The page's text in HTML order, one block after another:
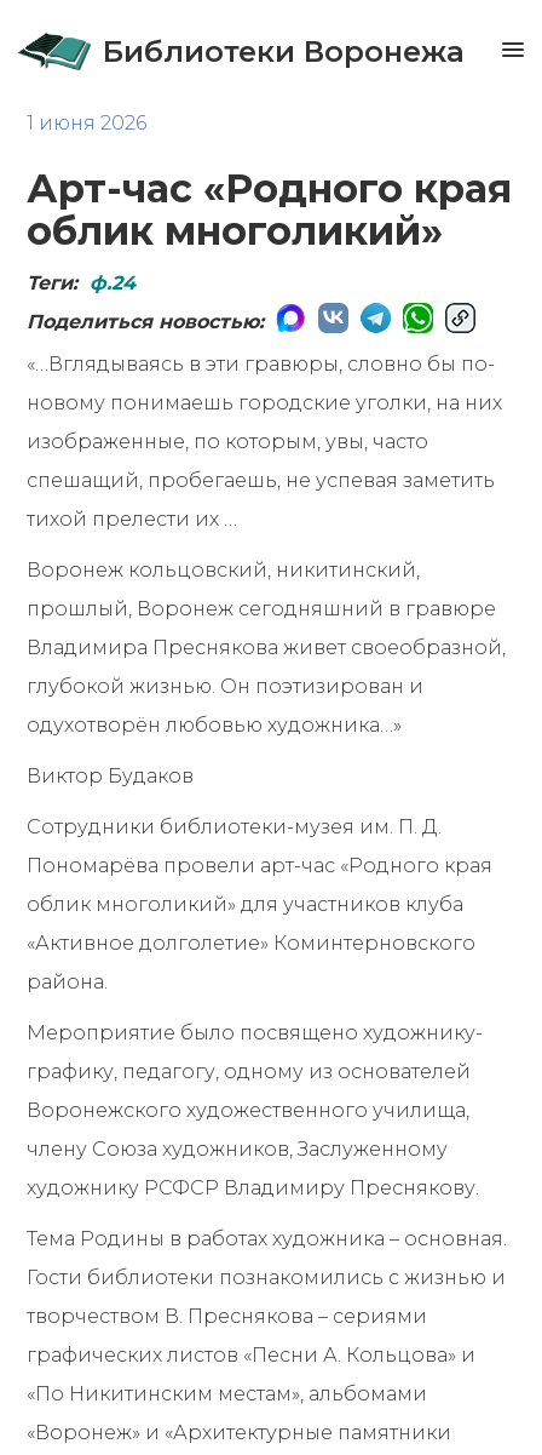
Библиотеки Воронежа
1 июня 2026
Арт-час «Родного края
облик многоликий»
Теги: ф.24
Поделиться новостью:
«…Вглядываясь в эти гравюры, словно бы по-
новому понимаешь городские уголки, на них
изображенные, по которым, увы, часто
спешащий, пробегаешь, не успевая заметить
тихой прелести их …
Воронеж кольцовский, никитинский,
прошлый, Воронеж сегодняшний в гравюре
Владимира Преснякова живет своеобразной,
глубокой жизнью. Он поэтизирован и
одухотворён любовью художника…»
Виктор Будаков
Сотрудники библиотеки-музея им. П. Д.
Пономарёва провели арт-час «Родного края
облик многоликий» для участников клуба
«Активное долголетие» Коминтерновского
района.
Мероприятие было посвящено художнику-
графику, педагогу, одному из основателей
Воронежского художественного училища,
члену Союза художников, Заслуженному
художнику РСФСР Владимиру Преснякову.
Тема Родины в работах художника – основная.
Гости библиотеки познакомились с жизнью и
творчеством В. Преснякова – сериями
графических листов «Песни А. Кольцова» и
«По Никитинским местам», альбомами
«Воронеж» и «Архитектурные памятники